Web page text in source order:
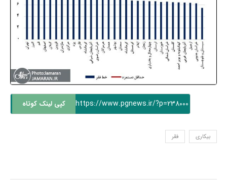
https://www.pgnews.ir/?p=238000 کپی لینک کوتاه
بیکاری فقر